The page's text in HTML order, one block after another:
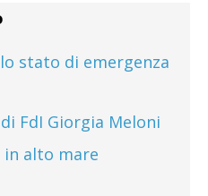
stato di emergenza
FdI Giorgia Meloni
in alto mare